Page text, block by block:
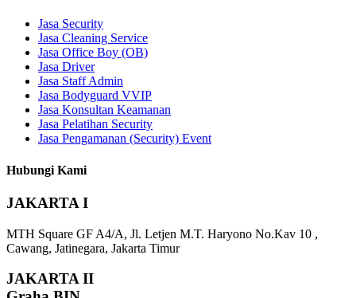
Jasa Security
Jasa Cleaning Service
Jasa Office Boy (OB)
Jasa Driver
Jasa Staff Admin
Jasa Bodyguard VVIP
Jasa Konsultan Keamanan
Jasa Pelatihan Security
Jasa Pengamanan (Security) Event
Hubungi Kami
JAKARTA I
MTH Square GF A4/A, Jl. Letjen M.T. Haryono No.Kav 10 ,
Cawang, Jatinegara, Jakarta Timur
JAKARTA II